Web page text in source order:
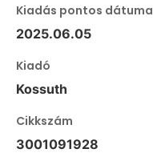
Kiadás pontos dátuma
2025.06.05
Kiadó
Kossuth
Cikkszám
3001091928